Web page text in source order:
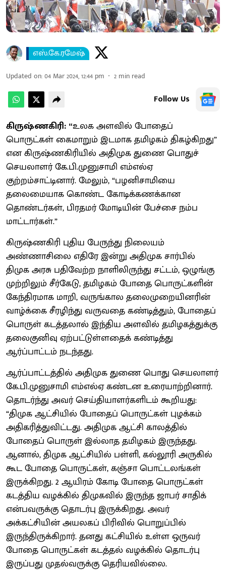
எஸ்.கே.ரமேஷ்
Updated on:04 Mar 2024, 12:44 pm 2 min read
Follow Us
கிருஷ்ணகிரி: “உலக அளவில் போதைப்
பொருட்கள் கைமாறும் இடமாக தமிழகம் திகழ்கிறது”
என கிருஷ்ணகிரியில் அதிமுக துணை பொதுச்
செயலாளர் கே.பி.முனுசாமி எம்எல்ஏ
குற்றம்சாட்டினார். மேலும், “பழனிசாமியை
தலைமையாக கொண்ட கோடிக்கணக்கான
தொண்டர்கள், பிரதமர் மோடியின் பேச்சை நம்ப
மாட்டார்கள்.”
கிருஷ்ணகிரி புதிய பேருந்து நிலையம்
அண்ணாசிலை எதிரே இன்று அதிமுக சார்பில்
திமுக அரசு பதிவேற்ற நாளிலிருந்து சட்டம், ஒழுங்கு
முற்றிலும் சீர்கேடு, தமிழகம் போதை பொருட்களின்
கேந்திரமாக மாறி, வருங்கால தலைமுறையினரின்
வாழ்க்கை சீரழிந்து வருவதை கண்டித்தும், போதைப்
பொருள் கடத்தலால் இந்திய அளவில் தமிழகத்துக்கு
தலைகுனிவு ஏற்பட்டுள்ளதைக் கண்டித்து
ஆர்ப்பாட்டம் நடந்தது.
ஆர்ப்பாட்டத்தில் அதிமுக துணை பொது செயலாளர்
கே.பி.முனுசாமி எம்எல்ஏ கண்டன உரையாற்றினார்.
தொடர்ந்து அவர் செய்தியாளர்களிடம் கூறியது:
“திமுக ஆட்சியில் போதைப் பொருட்கள் புழக்கம்
அதிகரித்துவிட்டது. அதிமுக ஆட்சி காலத்தில்
போதைப் பொருள் இல்லாத தமிழகம் இருந்தது.
ஆனால், திமுக ஆட்சியில் பள்ளி, கல்லூரி அருகில்
கூட போதை பொருட்கள், கஞ்சா பொட்டலங்கள்
இருக்கிறது. 2 ஆயிரம் கோடி போதை பொருட்கள்
கடத்திய வழக்கில் திமுகவில் இருந்த ஜாபர் சாதிக்
என்பவருக்கு தொடர்பு இருக்கிறது. அவர்
அக்கட்சியின் அயலகப் பிரிவில் பொறுப்பில்
இருந்திருக்கிறார். தனது கட்சியில் உள்ள ஒருவர்
போதை பொருட்கள் கடத்தல் வழக்கில் தொடர்பு
இருப்பது முதல்வருக்கு தெரியவில்லை.